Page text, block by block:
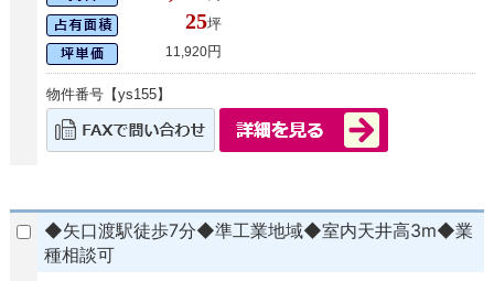
25坪
11,920円
物件番号【ys155】
◆矢口渡駅徒歩7分◆準工業地域◆室内天井高3m◆業
種相談可